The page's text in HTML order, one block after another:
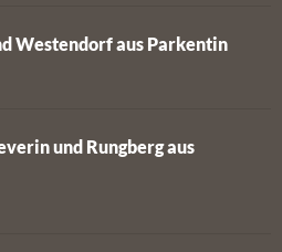
Westendorf aus Parkentin
und Rungberg aus